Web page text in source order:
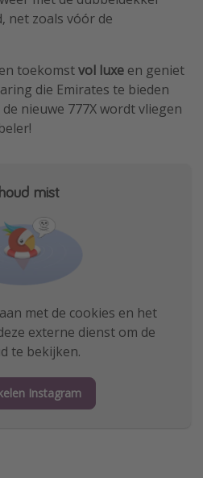
net zoals vóór de
toekomstvol luxe en geniet
die Emirates te bieden
nieuwe 777X wordt vliegen
mist
met de cookies en het
externe dienst om de
te bekijken.
Instagram